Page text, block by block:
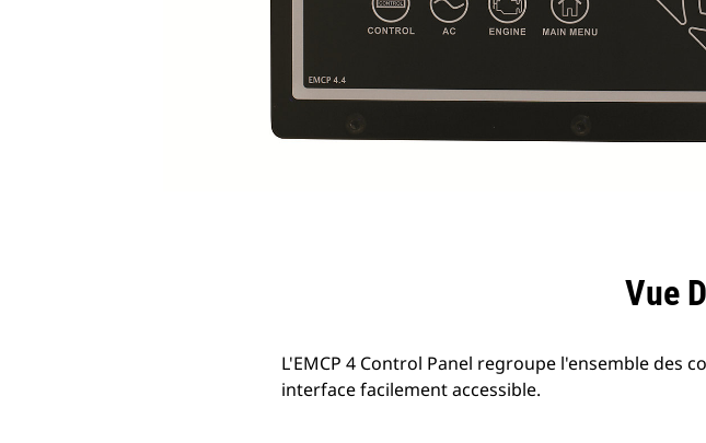
Vue
L'EMCP 4 Control Panel regroupe l'ensemble des
interface facilement accessible.